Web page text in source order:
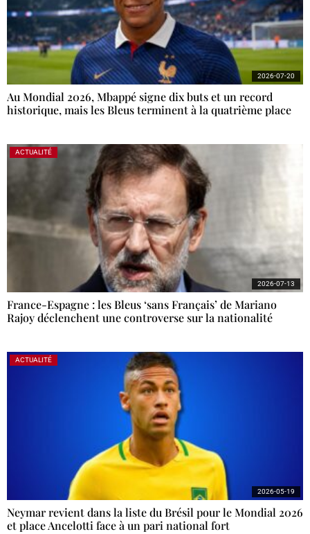
Au Mondial 2026, Mbappé signe dix buts et un record
historique, mais les Bleus terminent à la quatrième place
2026-07-20
ACTUALITÉ
France-Espagne : les Bleus ‘sans Français’ de Mariano
Rajoy déclenchent une controverse sur la nationalité
2026-07-13
ACTUALITÉ
Neymar revient dans la liste du Brésil pour le Mondial 2026
et place Ancelotti face à un pari national fort
2026-05-19